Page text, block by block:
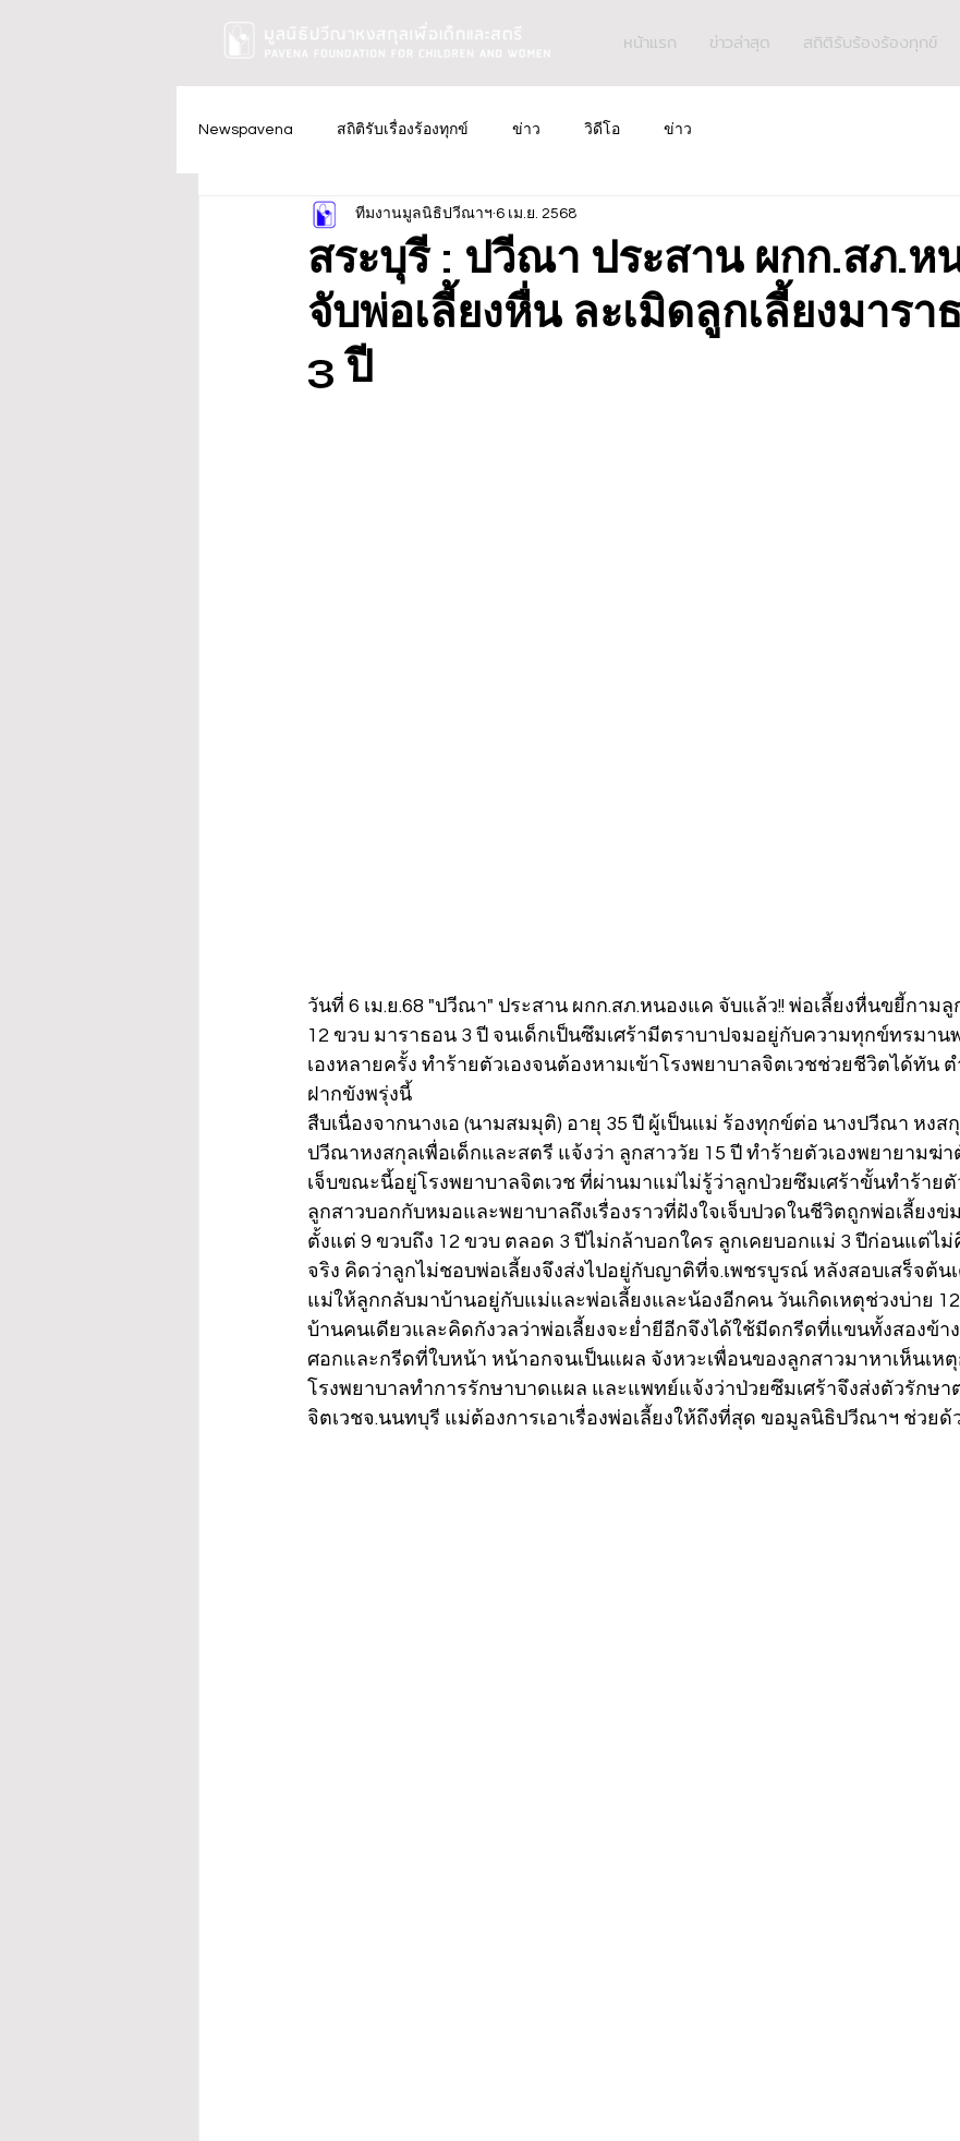
หน้าแรก ข่าวล่าสุด สถิติรับร้องร้องทุกข์
Newspavena สถิติรับเรื่องร้องทุกข์ ข่าว วิดีโอ ข่าว
สระบุรี : ปวีณา ประสาน ผกก.สภ.ห
จับพ่อเลี้ยงหื่น ละเมิดลูกเลี้ยงมาร
3 ปี
ทีมงานมูลนิธิปวีณาฯ 6 เม.ย. 2568
วันที่ 6 เม.ย.68 "ปวีณา" ประสาน ผกก.สภ.หนองแค จับแล้ว!! พ่อเลี้ยงหื่นขยี้กามลู
12 ขวบ มาราธอน 3 ปี จนเด็กเป็นซึมเศร้ามีตราบาปจมอยู่กับความทุกข์ทรมา
เองหลายครั้ง ทำร้ายตัวเองจนต้องหามเข้าโรงพยาบาลจิตเวชช่วยชีวิตได้ทัน
ฝากขังพรุ่งนี้
สืบเนื่องจากนางเอ (นามสมมุติ) อายุ 35 ปี ผู้เป็นแม่ ร้องทุกข์ต่อ นางปวีณา หงส
ปวีณาหงสกุลเพื่อเด็กและสตรี แจ้งว่า ลูกสาววัย 15 ปี ทำร้ายตัวเองพยายามฆ่
เจ็บขณะนี้อยู่โรงพยาบาลจิตเวช ที่ผ่านมาแม่ไม่รู้ว่าลูกป่วยซึมเศร้าขั้นทำร้ายตั
ลูกสาวบอกกับหมอและพยาบาลถึงเรื่องราวที่ฝังใจเจ็บปวดในชีวิตถูกพ่อเลี้ยงข่
ตั้งแต่ 9 ขวบถึง 12 ขวบ ตลอด 3 ปีไม่กล้าบอกใคร ลูกเคยบอกแม่ 3 ปีก่อนแต่ไม่
จริง คิดว่าลูกไม่ชอบพ่อเลี้ยงจึงส่งไปอยู่กับญาติที่จ.เพชรบูรณ์ หลังสอบเสร็จต้น
แม่ให้ลูกกลับมาบ้านอยู่กับแม่และพ่อเลี้ยงและน้องอีกคน วันเกิดเหตุช่วงบ่าย 12
บ้านคนเดียวและคิดกังวลว่าพ่อเลี้ยงจะย่ำยีอีกจึงได้ใช้มีดกรีดที่แขนทั้งสองข้า
ศอกและกรีดที่ใบหน้า หน้าอกจนเป็นแผล จังหวะเพื่อนของลูกสาวมาหาเห็นเห
โรงพยาบาลทำการรักษาบาดแผล และแพทย์แจ้งว่าป่วยซึมเศร้าจึงส่งตัวรักษา
จิตเวชจ.นนทบุรี แม่ต้องการเอาเรื่องพ่อเลี้ยงให้ถึงที่สุด ขอมูลนิธิปวีณาฯ ช่วยด้